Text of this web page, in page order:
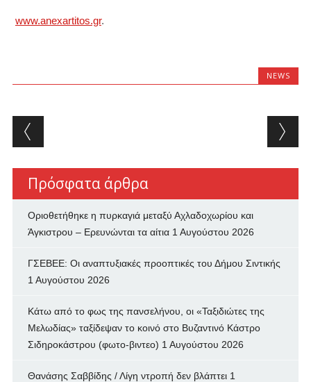
www.anexartitos.gr.
NEWS
Post navigation
Πρόσφατα άρθρα
Οριοθετήθηκε η πυρκαγιά μεταξύ Αχλαδοχωρίου και
Άγκιστρου – Ερευνώνται τα αίτια 1 Αυγούστου 2026
ΓΣΕΒΕΕ: Οι αναπτυξιακές προοπτικές του Δήμου Σιντικής
1 Αυγούστου 2026
Κάτω από το φως της πανσελήνου, οι «Ταξιδιώτες της
Μελωδίας» ταξίδεψαν το κοινό στο Βυζαντινό Κάστρο
Σιδηροκάστρου (φωτο-βιντεο) 1 Αυγούστου 2026
Θανάσης Σαββίδης / Λίγη ντροπή δεν βλάπτει 1